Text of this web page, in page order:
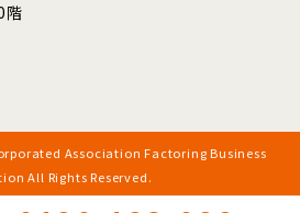
階
Association Factoring Business
All Rights Reserved.